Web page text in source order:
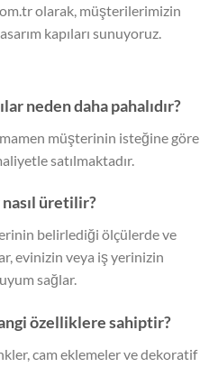
olarak, müşterilerimizin
kapıları sunuyoruz.
neden daha pahalıdır?
müşterinin isteğine göre
satılmaktadır.
üretilir?
belirlediği ölçülerde ve
evinizin veya iş yerinizin
sağlar.
özelliklere sahiptir?
cam eklemeler ve dekoratif